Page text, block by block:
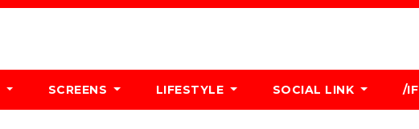
SCREENS LIFESTYLE SOCIAL LINK /IF